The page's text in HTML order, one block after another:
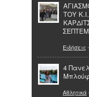
ΤΟΥ
Ειδήσεις
4
Αθλητικά